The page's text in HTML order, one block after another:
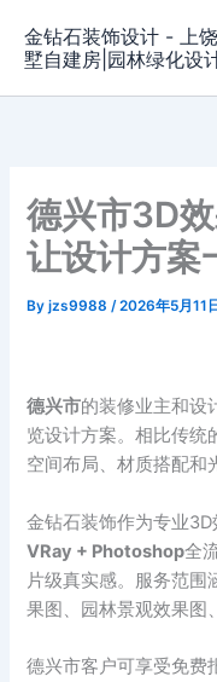
content
金钻石装饰设计 - 上
墅自建房|园林绿化设
德兴市3D
让设计方案
Byjzs9988/2026年5月11日
德兴市的装修业主和设
览设计方案。相比传统
空间布局、材质搭配和
金钻石装饰作为专业
VRay + Photoshop全
片级真实感。服务范围
果图、园林景观效果图
德兴市客户可享受免费